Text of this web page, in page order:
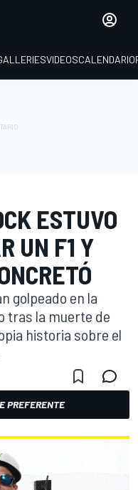
VIDEOSCALENDARIO
ESTUVO
UN F1 Y
golpeado en la
tras la muerte de
historia sobre el
PREFERENTE